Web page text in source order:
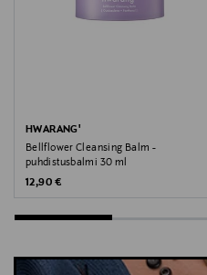
HWARANG'
Bellflower Cleansing Balm -
puhdistusbalmi 30 ml
Original Price
12,90 €